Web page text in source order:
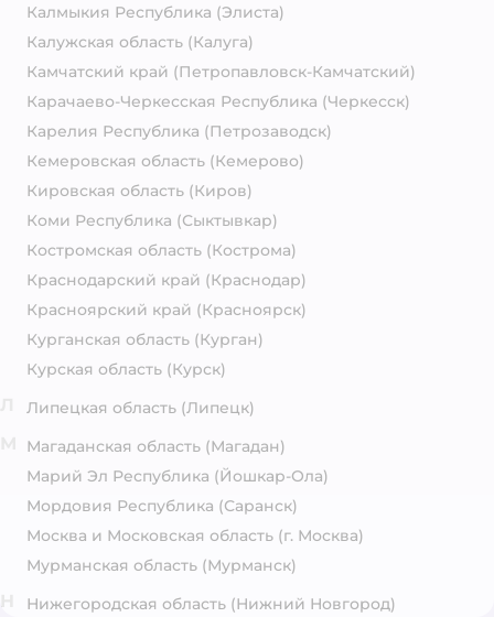
Калмыкия Республика (Элиста)
Калужская область (Калуга)
Камчатский край (Петропавловск-Камчатский)
Карачаево-Черкесская Республика (Черкесск)
Карелия Республика (Петрозаводск)
Кемеровская область (Кемерово)
Кировская область (Киров)
Коми Республика (Сыктывкар)
Костромская область (Кострома)
Краснодарский край (Краснодар)
Красноярский край (Красноярск)
Курганская область (Курган)
Курская область (Курск)
Липецкая область (Липецк)
Магаданская область (Магадан)
Марий Эл Республика (Йошкар-Ола)
Мордовия Республика (Саранск)
Москва и Московская область (г. Москва)
Мурманская область (Мурманск)
Н Нижегородская область (Нижний Новгород)